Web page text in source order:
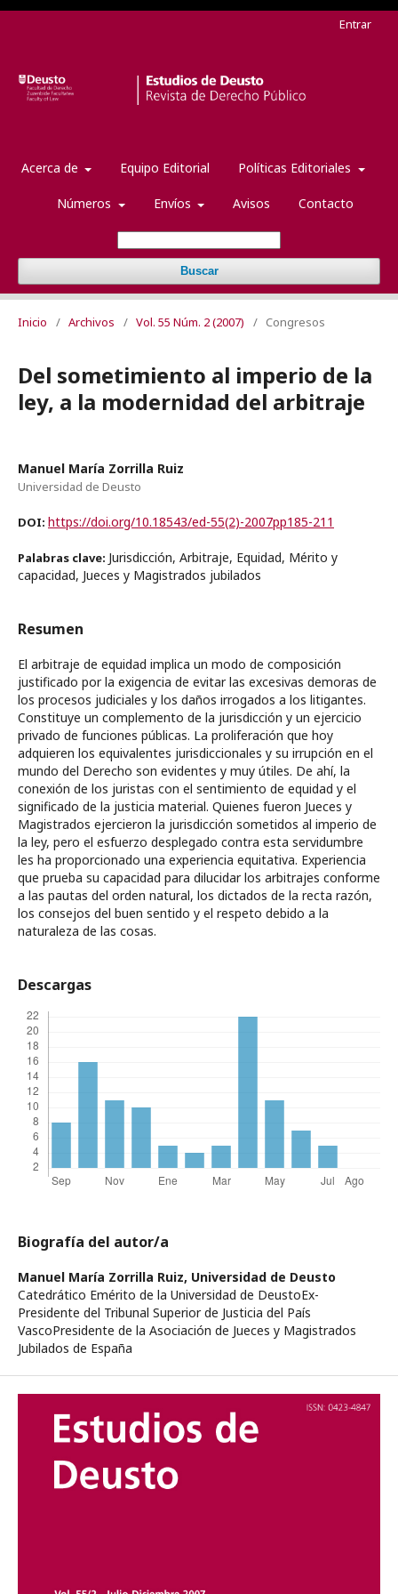
Acerca de Equipo Editorial Políticas Editoriales
Números Envíos Avisos Contacto
Buscar
Entrar
Inicio / Archivos / Vol. 55 Núm. 2 (2007) / Congresos
Del sometimiento al imperio de la
ley, a la modernidad del arbitraje
Manuel María Zorrilla Ruiz
Universidad de Deusto
DOI: https://doi.org/10.18543/ed-55(2)-2007pp185-211
Palabras clave: Jurisdicción, Arbitraje, Equidad, Mérito y
capacidad, Jueces y Magistrados jubilados
Resumen
El arbitraje de equidad implica un modo de composición
justificado por la exigencia de evitar las excesivas demoras de
los procesos judiciales y los daños irrogados a los litigantes.
Constituye un complemento de la jurisdicción y un ejercicio
privado de funciones públicas. La proliferación que hoy
adquieren los equivalentes jurisdiccionales y su irrupción en el
mundo del Derecho son evidentes y muy útiles. De ahí, la
conexión de los juristas con el sentimiento de equidad y el
significado de la justicia material. Quienes fueron Jueces y
Magistrados ejercieron la jurisdicción sometidos al imperio de
la ley, pero el esfuerzo desplegado contra esta servidumbre
les ha proporcionado una experiencia equitativa. Experiencia
que prueba su capacidad para dilucidar los arbitrajes conforme
a las pautas del orden natural, los dictados de la recta razón,
los consejos del buen sentido y el respeto debido a la
naturaleza de las cosas.
Descargas
Biografía del autor/a
Manuel María Zorrilla Ruiz, Universidad de Deusto
Catedrático Emérito de la Universidad de DeustoEx-
Presidente del Tribunal Superior de Justicia del País
VascoPresidente de la Asociación de Jueces y Magistrados
Jubilados de España